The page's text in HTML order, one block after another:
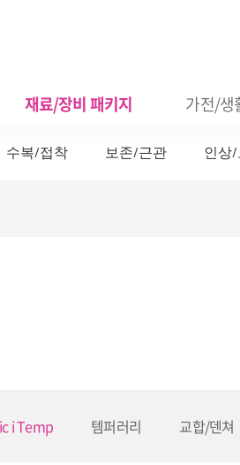
재료/장비 패키지 가전/생
수복/접착 보존/근관 인상
i Temp 템퍼러리 교합/덴쳐